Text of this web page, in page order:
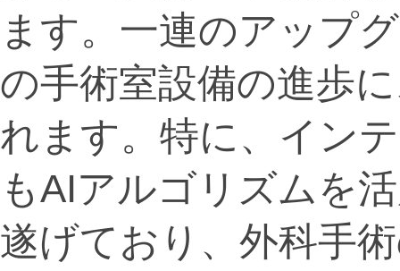
ます。一連のアップ
の手術室設備の進歩
れます。特に、イン
もAIアルゴリズムを
遂げており、外科手